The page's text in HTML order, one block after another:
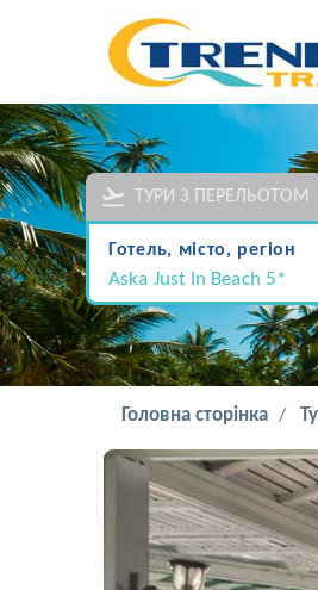
ТУРИ З ПЕРЕЛЬОТОМ
Готель, місто, регіон
Aska Just In Beach 5*
Головна сторінка